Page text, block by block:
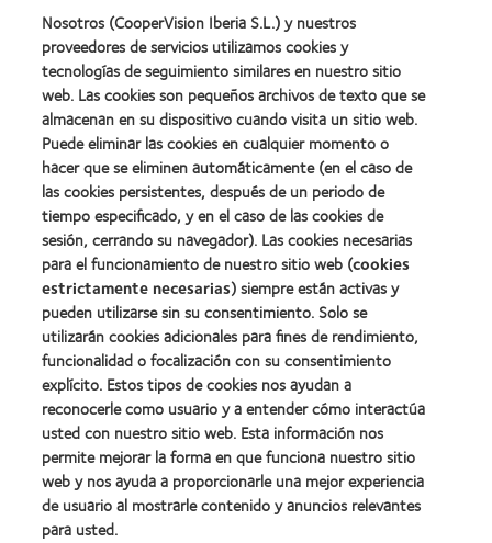
(2011)
about
2012:
Premio
Manufacturing
Leadership
100
(ML
100)
(2012)
about
2012
Premio
internacional
REBRAND
100®
(2012)
Learn
more
about
Premio
de
la
Industria
de
la
BCLA
Nuestros productos
Encuentre su lente
Tecnología para lentes de contacto
Lentes de contacto y visión
Nosotros (CooperVision Iberia S.L.) y nuestros
proveedores de servicios utilizamos cookies y
tecnologías de seguimiento similares en nuestro sitio
web. Las cookies son pequeños archivos de texto que se
almacenan en su dispositivo cuando visita un sitio web.
Puede eliminar las cookies en cualquier momento o
hacer que se eliminen automáticamente (en el caso de
las cookies persistentes, después de un periodo de
tiempo especificado, y en el caso de las cookies de
sesión, cerrando su navegador). Las cookies necesarias
para el funcionamiento de nuestro sitio web (cookies
estrictamente necesarias) siempre están activas y
pueden utilizarse sin su consentimiento. Solo se
utilizarán cookies adicionales para fines de rendimiento,
funcionalidad o focalización con su consentimiento
explícito. Estos tipos de cookies nos ayudan a
reconocerle como usuario y a entender cómo interactúa
usted con nuestro sitio web. Esta información nos
permite mejorar la forma en que funciona nuestro sitio
web y nos ayuda a proporcionarle una mejor experiencia
de usuario al mostrarle contenido y anuncios relevantes
para usted.